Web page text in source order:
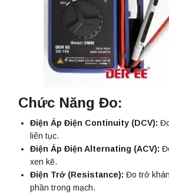
Chức Năng Đo:
Điện Áp Điện Continuity (DCV):
liên tục.
Điện Áp Điện Alternating (ACV):
xen kẽ.
Điện Trở (Resistance): Đo trở
phần trong mạch.